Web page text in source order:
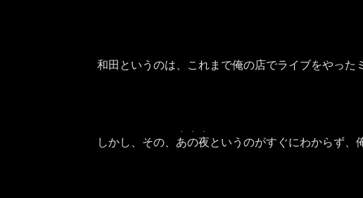
和田というのは、これまで俺の店でライブをやった
しかし、その、 あの夜
・・・
というのがすぐにわからず、